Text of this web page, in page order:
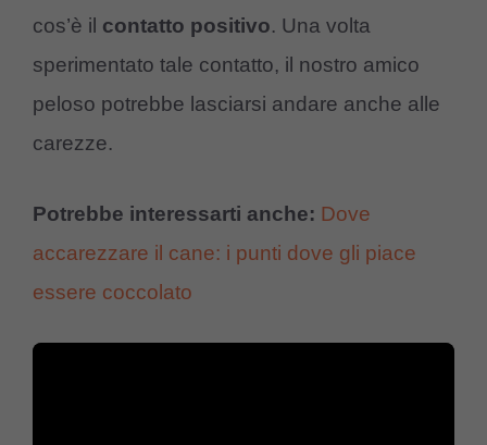
cos’è il contatto positivo. Una volta
sperimentato tale contatto, il nostro amico
peloso potrebbe lasciarsi andare anche alle
carezze.
Potrebbe interessarti anche: Dove
accarezzare il cane: i punti dove gli piace
essere coccolato